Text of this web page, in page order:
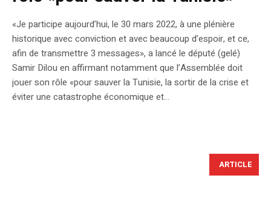
«Je participe aujourd’hui, le 30 mars 2022, à une plénière
historique avec conviction et avec beaucoup d’espoir, et ce,
afin de transmettre 3 messages», a lancé le député (gelé)
Samir Dilou en affirmant notamment que l’Assemblée doit
jouer son rôle «pour sauver la Tunisie, la sortir de la crise et
éviter une catastrophe économique et...
ARTICLE